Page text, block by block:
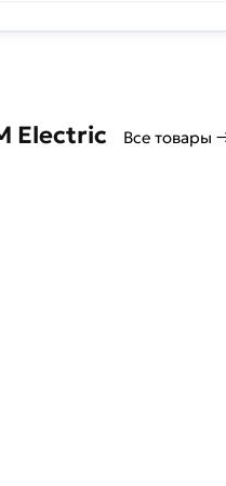
Electric Все товары